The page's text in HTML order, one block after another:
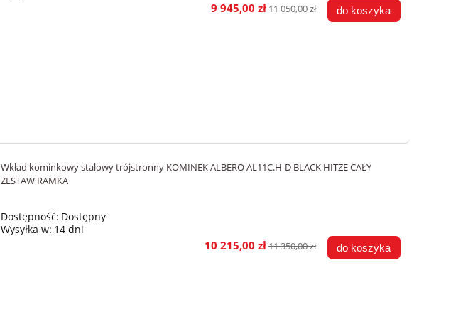
9 945,00 zł11 050,00 zł do koszyka
Wkład kominkowy stalowy trójstronny KOMINEK ALBERO AL11C.H-D BLACK HITZE CAŁY
ZESTAW RAMKA
Dostępność: Dostępny
Wysyłka w: 14 dni
10 215,00 zł11 350,00 zł do koszyka